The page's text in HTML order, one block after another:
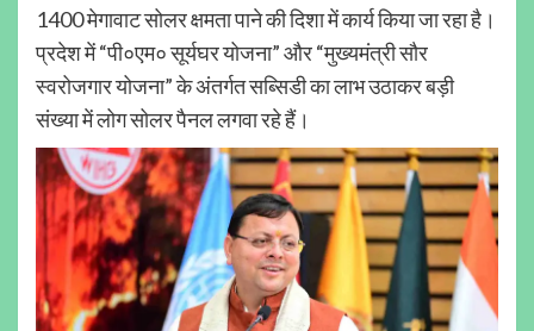
1400 मेगावाट सोलर क्षमता पाने की दिशा में कार्य किया जा रहा है।
प्रदेश में “पी०एम० सूर्यघर योजना” और “मुख्यमंत्री सौर
स्वरोजगार योजना” के अंतर्गत सब्सिडी का लाभ उठाकर बड़ी
संख्या में लोग सोलर पैनल लगवा रहे हैं।